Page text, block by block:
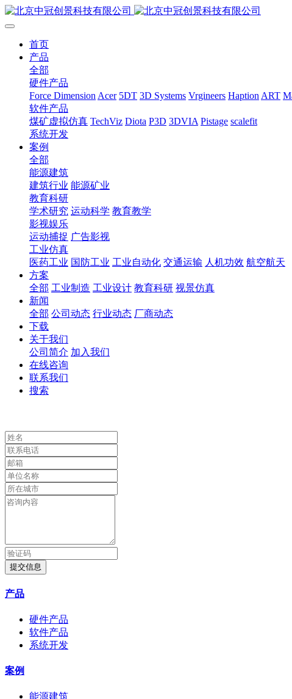
首页
产品
全部
硬件产品
Force Dimension Acer 5DT 3D Systems Vrgineers Haption ART
软件产品
煤矿虚拟仿真 TechViz Diota P3D 3DVIA Pistage scalefit
系统开发
案例
全部
能源建筑
建筑行业 能源矿业
教育科研
学术研究 运动科学 教育教学
影视娱乐
运动捕捉 广告影视
工业仿真
医药工业 国防工业 工业自动化 交通运输 人机功效 航空航天
方案
全部 工业制造 工业设计 教育科研 视景仿真
新闻
全部 公司动态 行业动态 厂商动态
下载
关于我们
公司简介 加入我们
在线咨询
联系我们
搜索
提交信息
产品
硬件产品
软件产品
系统开发
案例
能源建筑